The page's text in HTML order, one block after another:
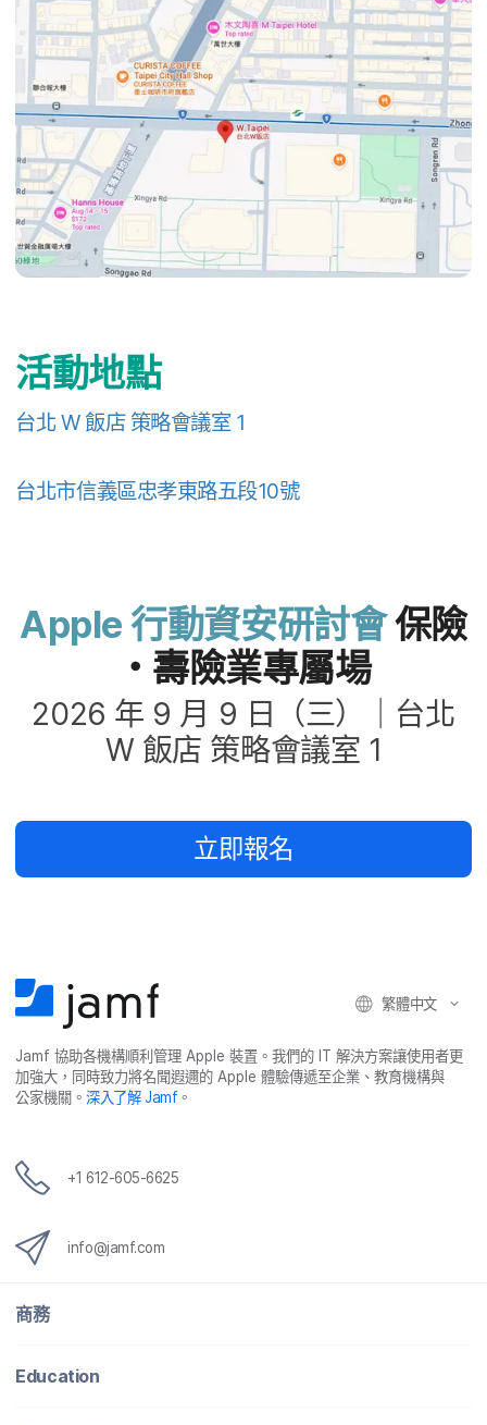
活動​地點
台北 W 飯店 策略​會議室 1
台北市​信義區​忠孝​東路​五段10號
Apple行動​資安​研討會保險​
・壽險業​專屬​場
2026 年 9 月 9 日​（​三​）｜​台北
W 飯店 策略​會議室 1
立即​報​名
繁體​中文
Jamf協助​各​機構​順利​管理 Apple裝置。​我們​的 IT解決​方案​讓​使用​者​更​
加強​大，​同時​致力​將​名聞​遐邇​的 Apple體驗​傳遞​至​企業、​教育​機構​與​
公家​機關。深入​了​解Jamf。
+1 612-605-6625
info@jamf.com
商務
Education